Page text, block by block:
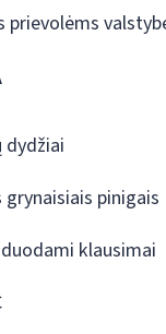
prievolėms
dydžiai
pinigais
klausimai